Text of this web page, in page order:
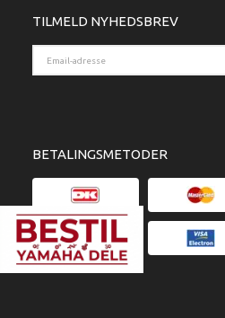
TILMELD NYHEDSBREV
BETALINGSMETODER